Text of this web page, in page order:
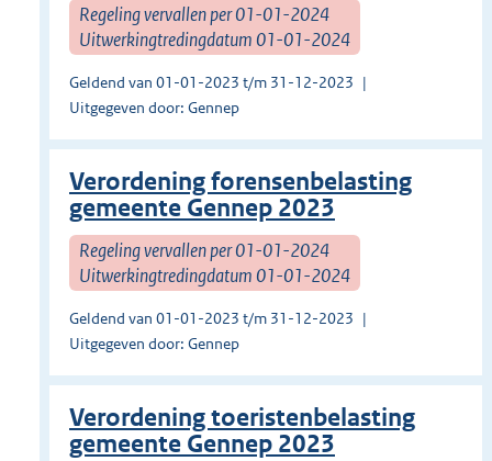
Regeling vervallen per 01-01-2024
Uitwerkingtredingdatum 01-01-2024
Geldend van 01-01-2023 t/m 31-12-2023
Uitgegeven door: Gennep
Verordening forensenbelasting
gemeente Gennep 2023
Regeling vervallen per 01-01-2024
Uitwerkingtredingdatum 01-01-2024
Geldend van 01-01-2023 t/m 31-12-2023
Uitgegeven door: Gennep
Verordening toeristenbelasting
gemeente Gennep 2023